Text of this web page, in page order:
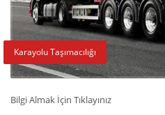
Karayolu Taşımacılığı
Bilgi Almak İçin Tıklayınız